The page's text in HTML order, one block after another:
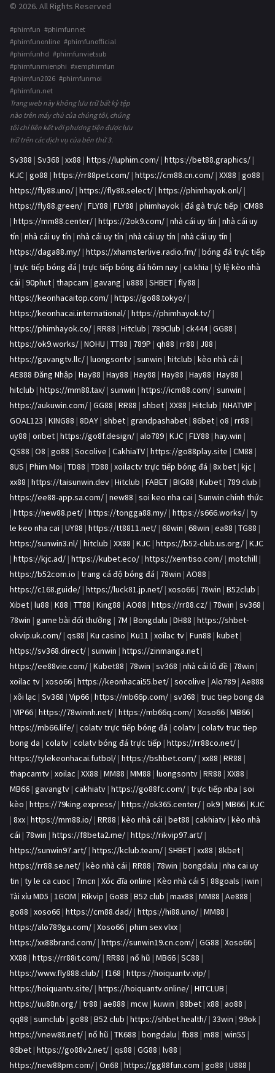
© 2026. All Rights Reserved
#phimfun #phimfunnet
#phimfunonline #phimfunofficial
#phimfunhd #phimfunvietsub
#phimfunmienphi #xemphimfun
#phimfun2026 #phimfunmoi
#phimfun.net
Trang web này không lưu trữ bất kỳ tệp
nào trên máy chủ của chúng tôi, chúng
tôi chỉ liên kết với phương tiện được lưu
trữ trên các dịch vụ của bên thứ 3.
Sv388 | Sv368 | xx88 | https://luphim.com/ | https://bet88.graphics/ |
KJC | go88 | https://rr88pet.com/ | https://cm88.cn.com/ | XX88 | go88 |
https://fly88.uno/ | https://fly88.select/ | https://phimhayok.onl/ |
https://fly88.green/ | FLY88 | FLY88 | phimhayok | đá gà trực tiếp | CM88
| https://mm88.center/ | https://2ok9.com/ | nhà cái uy tín | nhà cái uy
tín | nhà cái uy tín | nhà cái uy tín | nhà cái uy tín | nhà cái uy tín |
https://daga88.my/ | https://xhamsterlive.radio.fm/ | bóng đá trực tiếp
| trực tiếp bóng đá | trực tiếp bóng đá hôm nay | ca khia | tỷ lệ kèo nhà
cái | 90phut | thapcam | gavang | u888 | SHBET | fly88 |
https://keonhacaitop.com/ | https://go88.tokyo/ |
https://keonhacai.international/ | https://phimhayok.tv/ |
https://phimhayok.co/ | RR88 | Hitclub | 789Club | ck444| GG88 |
https://ok9.works/ | NOHU | TT88 | 789P | qh88 | rr88 | J88 |
https://gavangtv.llc/ | luongsontv | sunwin | hitclub | kèo nhà cái |
AE888 Đăng Nhập | Hay88 | Hay88 | Hay88 | Hay88 | Hay88 | Hay88 |
hitclub | https://mm88.tax/ | sunwin | https://icm88.com/ | sunwin |
https://aukuwin.com/ | GG88 | RR88 | shbet | XX88 | Hitclub | NHATVIP |
GOAL123 | KING88 | 8DAY | shbet | grandpashabet | 86bet | o8 | rr88 |
uy88 | onbet | https://go8f.design/ | alo789 | KJC | FLY88 | hay.win |
QS88 | O8 | go88 | Socolive | CakhiaTV | https://go88play.site | CM88 |
8US | Phim Moi | TD88 | TD88 | xoilactv trực tiếp bóng đá | 8x bet | kjc |
xx88 | https://taisunwin.dev | Hitclub | FABET | BIG88 | Kubet | 789 club |
https://ee88-app.sa.com/ | new88 | soi keo nha cai | Sunwin chính thức
| https://new88.pet/ | https://tongga88.my/ | https://s666.works/ | ty
le keo nha cai | UY88 | https://tt8811.net/ | 68win | 68win | ea88 | TG88 |
https://sunwin3.nl/ | hitclub | XX88 | KJC | https://b52-club.us.org/ | KJC
| https://kjc.ad/ | https://kubet.eco/ | https://xemtiso.com/ | motchill |
https://b52com.io | trang cá độ bóng đá | 78win | AO88 |
https://c168.guide/ | https://luck81.jp.net/ | xoso66 | 78win | B52club |
Xibet | lu88 | K88 | TT88 | King88 | AO88 | https://rr88.cz/ | 78win | sv368 |
78win | game bài đổi thưởng | 7M | Bongdalu | DH88 | https://shbet-
okvip.uk.com/ | qs88 | Ku casino | Ku11 | xoilac tv | Fun88 | kubet |
https://sv368.direct/ | sunwin | https://zinmanga.net |
https://ee88vie.com/ | Kubet88 | 78win | sv368 | nhà cái lô đề | 78win |
xoilac tv | xoso66 | https://keonhacai55.bet/ | socolive | Alo789 | Ae888
| xôi lạc | Sv368 | Vip66 | https://mb66p.com/ | sv368 | truc tiep bong da
| VIP66 | https://78winnh.net/ | https://mb66q.com/ | Xoso66 | MB66 |
https://mb66.life/ | colatv trực tiếp bóng đá | colatv | colatv truc tiep
bong da | colatv | colatv bóng đá trực tiếp | https://rr88co.net/ |
https://tylekeonhacai.futbol/ | https://bshbet.com/ | xx88 | RR88 |
thapcamtv | xoilac | XX88 | MM88 | MM88 | luongsontv | RR88 | XX88 |
MB66 | gavangtv | cakhiatv | https://go88fc.com/ | trực tiếp nba | soi
kèo | https://79king.express/ | https://ok365.center/ | ok9 | MB66 | KJC
| 8xx | https://mm88.io/ | RR88 | kèo nhà cái | bet88 | cakhiatv | kèo nhà
cái | 78win | https://f8beta2.me/ | https://rikvip97.art/ |
https://sunwin97.art/ | https://kclub.team/ | SHBET | xx88 | 8kbet |
https://rr88.se.net/ | kèo nhà cái | RR88 | 78win | bongdalu | nha cai uy
tin | ty le ca cuoc | 7mcn | Xóc đĩa online | Kèo nhà cái 5 | 88goals | iwin |
Tài xỉu MD5 | 1GOM | Rikvip | Go88 | B52 club | max88 | MM88 | Ae888 |
go88 | xoso66 | https://cm88.dad/ | https://hi88.uno/ | MM88 |
https://alo789ga.com/ | Xoso66 | phim sex vlxx |
https://xx88brand.com/ | https://sunwin19.cn.com/ | GG88 | Xoso66 |
XX88 | https://rr88it.com/ | RR88 | nổ hũ | MB66 | SC88 |
https://www.fly888.club/ | f168 | https://hoiquantv.vip/ |
https://hoiquantv.site/ | https://hoiquantv.online/ | HITCLUB |
https://uu88n.org/ | tr88 | ae888 | mcw | kuwin | 88bet | x88 | ao88 |
qq88 | sumclub | go88 | B52 club | https://shbet.health/ | 33win | 99ok |
https://vnew88.net/ | nổ hũ | TK688 | bongdalu | fb88 | m88 | win55 |
86bet | https://go88v2.net/ | qs88 | GG88 | lv88 |
https://new88pm.com/ | On68 | https://gg88fun.com | go88 | U888 |